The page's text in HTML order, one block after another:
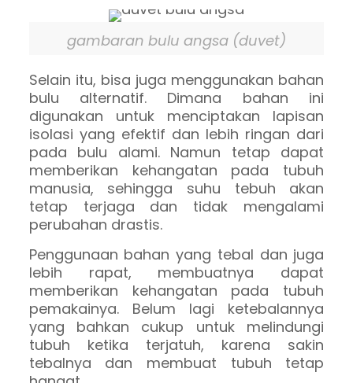
gambaran bulu angsa (duvet)
Selain itu, bisa juga menggunakan bahan
bulu alternatif. Dimana bahan ini
digunakan untuk menciptakan lapisan
isolasi yang efektif dan lebih ringan dari
pada bulu alami. Namun tetap dapat
memberikan kehangatan pada tubuh
manusia, sehingga suhu tebuh akan
tetap terjaga dan tidak mengalami
perubahan drastis.
Penggunaan bahan yang tebal dan juga
lebih rapat, membuatnya dapat
memberikan kehangatan pada tubuh
pemakainya. Belum lagi ketebalannya
yang bahkan cukup untuk melindungi
tubuh ketika terjatuh, karena sakin
tebalnya dan membuat tubuh tetap